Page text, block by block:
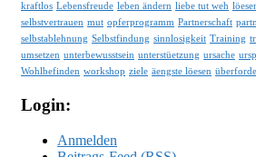
kraftlos Lebensfreude leben ändern liebe tut weh
selbstvertrauen mut opferprogramm Partnerschaft
selbstablehnung Selbstfindung sinnlosigkeit Training
umsetzen unterbewusstsein unterstüetzung ursache
Wohlbefinden workshop ziele äengste löesen
Login:
Anmelden